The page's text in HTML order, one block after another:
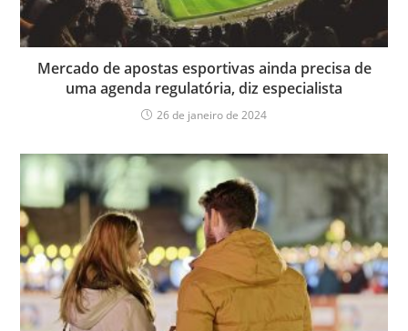
Mercado de apostas esportivas ainda precisa de
uma agenda regulatória, diz especialista
26 de janeiro de 2024